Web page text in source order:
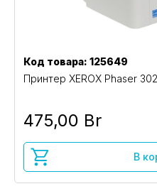
Код товара: 125649
Принтер XEROX Phaser
475,00 Br
В